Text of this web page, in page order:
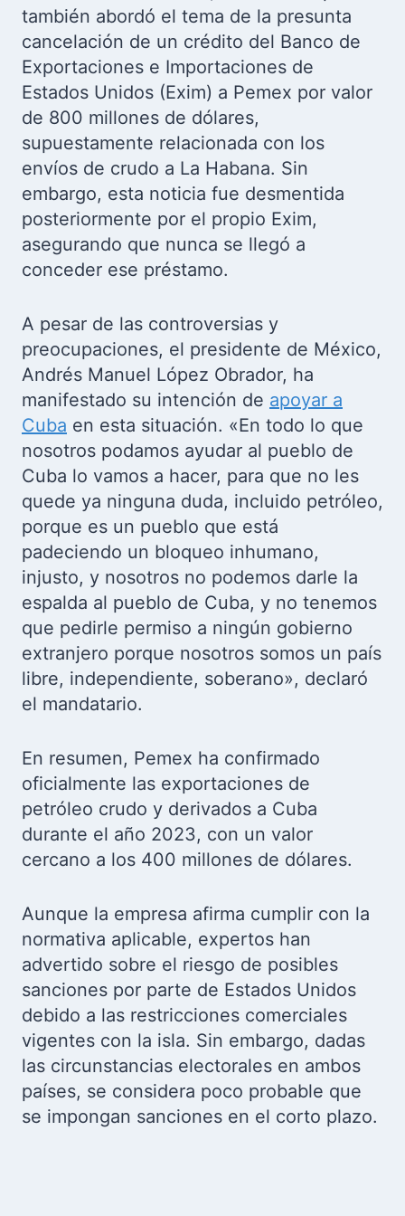
también abordó el tema de la presunta
cancelación de un crédito del Banco de
Exportaciones e Importaciones de
Estados Unidos (Exim) a Pemex por valor
de 800 millones de dólares,
supuestamente relacionada con los
envíos de crudo a La Habana. Sin
embargo, esta noticia fue desmentida
posteriormente por el propio Exim,
asegurando que nunca se llegó a
conceder ese préstamo.
A pesar de las controversias y
preocupaciones, el presidente de México,
Andrés Manuel López Obrador, ha
manifestado su intención de apoyar a
Cuba en esta situación. «En todo lo que
nosotros podamos ayudar al pueblo de
Cuba lo vamos a hacer, para que no les
quede ya ninguna duda, incluido petróleo,
porque es un pueblo que está
padeciendo un bloqueo inhumano,
injusto, y nosotros no podemos darle la
espalda al pueblo de Cuba, y no tenemos
que pedirle permiso a ningún gobierno
extranjero porque nosotros somos un país
libre, independiente, soberano», declaró
el mandatario.
En resumen, Pemex ha confirmado
oficialmente las exportaciones de
petróleo crudo y derivados a Cuba
durante el año 2023, con un valor
cercano a los 400 millones de dólares.
Aunque la empresa afirma cumplir con la
normativa aplicable, expertos han
advertido sobre el riesgo de posibles
sanciones por parte de Estados Unidos
debido a las restricciones comerciales
vigentes con la isla. Sin embargo, dadas
las circunstancias electorales en ambos
países, se considera poco probable que
se impongan sanciones en el corto plazo.